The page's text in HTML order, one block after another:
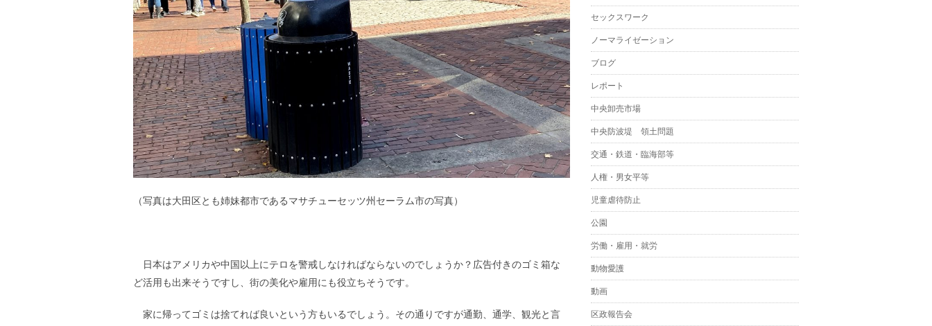
（写真は大田区とも姉妹都市であるマサチューセッツ州セーラム市の写真）
日本はアメリカや中国以上にテロを警戒しなければならないのでしょうか？広告付きのゴミ箱な
ど活用も出来そうですし、街の美化や雇用にも役立ちそうです。
家に帰ってゴミは捨てれば良いという方もいるでしょう。その通りですが通勤、通学、観光と言
セックスワーク
ノーマライゼーション
ブログ
レポート
中央卸売市場
中央防波堤 領土問題
交通・鉄道・臨海部等
人権・男女平等
児童虐待防止
公園
労働・雇用・就労
動物愛護
動画
区政報告会